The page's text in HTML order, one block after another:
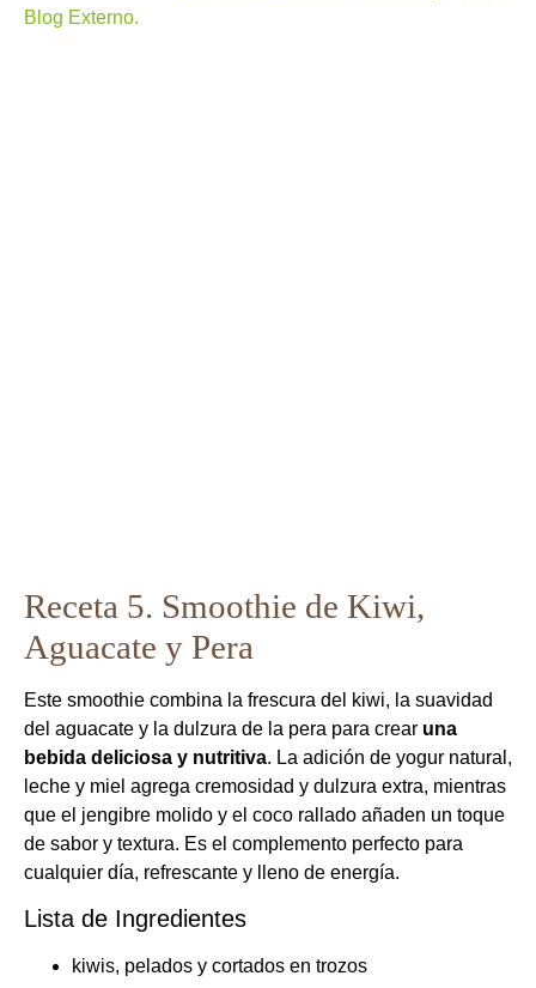
Blog Externo.
Receta 5. Smoothie de Kiwi,
Aguacate y Pera
Este smoothie combina la frescura del kiwi, la suavidad
del aguacate y la dulzura de la pera para crear una
bebida deliciosa y nutritiva. La adición de yogur natural,
leche y miel agrega cremosidad y dulzura extra, mientras
que el jengibre molido y el coco rallado añaden un toque
de sabor y textura. Es el complemento perfecto para
cualquier día, refrescante y lleno de energía.
Lista de Ingredientes
kiwis, pelados y cortados en trozos